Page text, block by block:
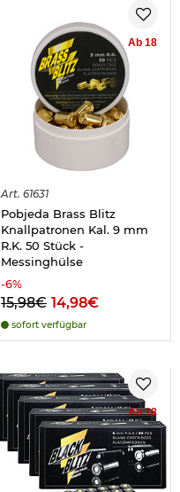
Ab 18
Art. 61631
Pobjeda Brass Blitz
Knallpatronen Kal. 9 mm
R.K. 50 Stück -
Messinghülse
-6%
15,98€ 14,98€
sofort verfügbar
Ab 18